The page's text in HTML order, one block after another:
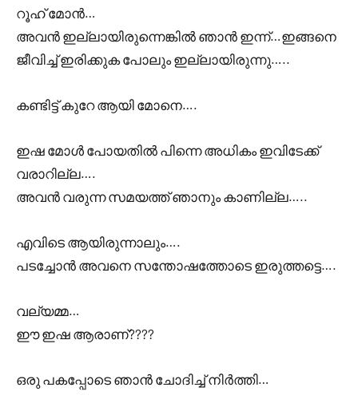
റൂഹ് മോൻ…
അവൻ ഇല്ലായിരുന്നെങ്കിൽ ഞാൻ ഇന്ന്…ഇങ്ങനെ
ജീവിച്ച് ഇരിക്കുക പോലും ഇല്ലായിരുന്നു…..
കണ്ടിട്ട് കുറേ ആയി മോനെ….
ഇഷ മോൾ പോയതിൽ പിന്നെ അധികം ഇവിടേക്ക്
വരാറില്ല….
അവൻ വരുന്ന സമയത്ത് ഞാനും കാണില്ല…..
എവിടെ ആയിരുന്നാലും….
പടച്ചോൻ അവനെ സന്തോഷത്തോടെ ഇരുത്തട്ടെ….
വല്യമ്മ…
ഈ ഇഷ ആരാണ്????
ഒരു പകപ്പോടെ ഞാൻ ചോദിച്ച് നിർത്തി…